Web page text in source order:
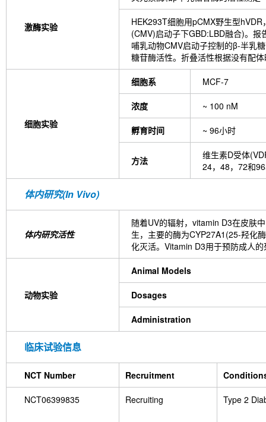
激酶实验
HEK293T细胞用pCMX野生型
(CMV)启动子下GBD:LBD融合)。报
哺乳动物CMV启动子控制的β-半乳
糖苷酶活性。折叠活性根据没有配
细胞实验
细胞系 MCF-7
浓度 ~ 100 nM
孵育时间 ~ 96小时
方法
维生素D受体
24，48，72和
体内研究(In Vivo)
体内研究活性
随着UV的辐射，vitamin D3在皮肤
生，主要的酶为CYP27A1(25-羟化
化灭活。Vitamin D3用于预防成人
动物实验
Animal Models
Dosages
Administration
临床试验信息
NCT Number Recruitment
NCT06399835 Recruiting Type 2